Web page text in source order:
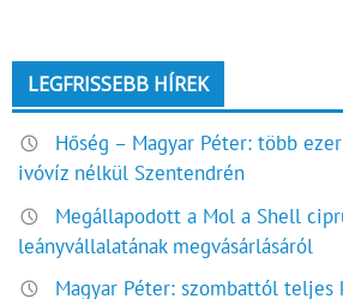
LEGFRISSEBB HÍREK
Hőség – Magyar Péter: több
ivóvíz nélkül Szentendrén
Megállapodott a Mol a Shell
leányvállalatának megvásárlásáról
Magyar Péter: szombattól teljes